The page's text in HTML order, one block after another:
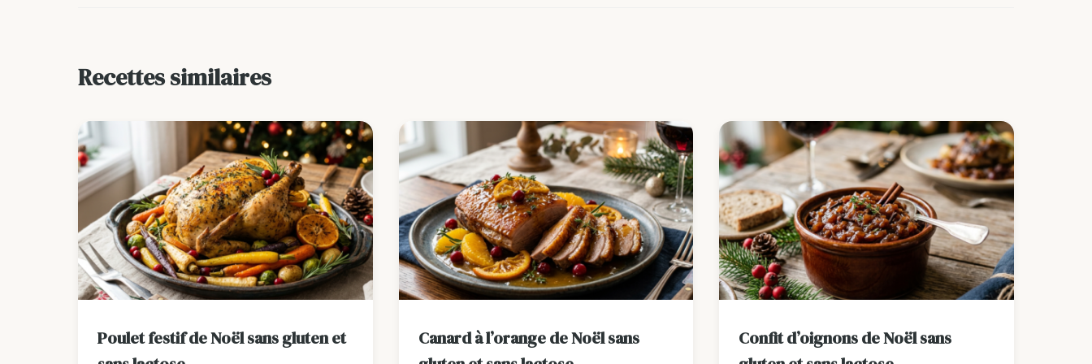
Recettes similaires
Poulet festif de Noël sans gluten et
Canard à l’orange de Noël sans
Confit d’oignons de Noël sans